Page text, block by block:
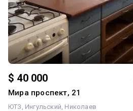
$ 40 000
Мира проспект, 21
ЮТЗ Ингульский Николаев